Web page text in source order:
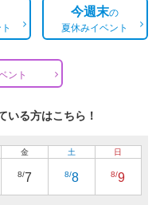
今週末の
夏休みイベント
ント
いる方はこちら！
金
8/7
土
8/8
日
8/9